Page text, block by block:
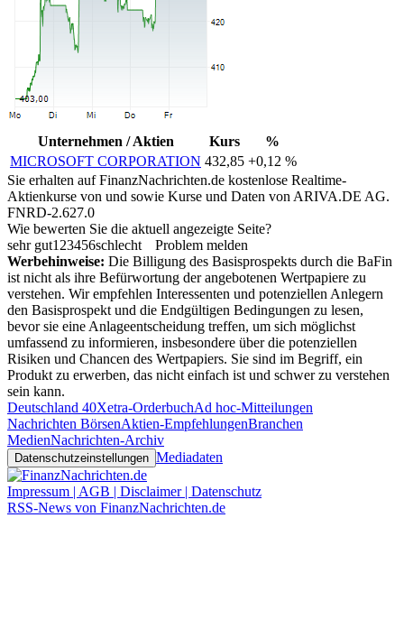
Unternehmen / Aktien Kurs
%
MICROSOFT CORPORATION 432,85 +0,12 %
Sie erhalten auf FinanzNachrichten.de kostenlose Realtime-
Aktienkurse von und sowie Kurse und Daten von ARIVA.DE AG.
FNRD-2.627.0
Wie bewerten Sie die aktuell angezeigte Seite?
sehr gut1 23456schlecht
Problem melden
Werbehinweise: Die Billigung des Basisprospekts durch die BaFin
ist nicht als ihre Befürwortung der angebotenen Wertpapiere zu
verstehen. Wir empfehlen Interessenten und potenziellen Anlegern
den Basisprospekt und die Endgültigen Bedingungen zu lesen,
bevor sie eine Anlageentscheidung treffen, um sich möglichst
umfassend zu informieren, insbesondere über die potenziellen
Risiken und Chancen des Wertpapiers. Sie sind im Begriff, ein
Produkt zu erwerben, das nicht einfach ist und schwer zu verstehen
sein kann.
Deutschland 40Xetra-OrderbuchAd hoc-Mitteilungen
Nachrichten BörsenAktien-EmpfehlungenBranchen
MedienNachrichten-Archiv
Datenschutzeinstellungen Mediadaten
Impressum | AGB | Disclaimer | Datenschutz
RSS-News von FinanzNachrichten.de